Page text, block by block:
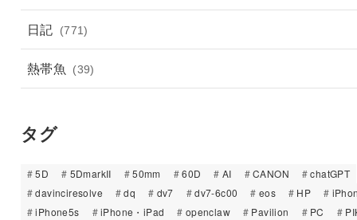
日記 (771)
熱帯魚 (39)
タグ
5D 5DmarkII 50mm 60D AI CANON
chatGPT
davinciresolve
dq dv7 dv7-6c00 eos HP
iPhone5s
iPhone・iPad openclaw Pavilion PC